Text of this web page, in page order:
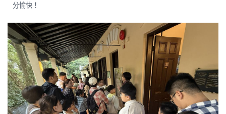
分愉快！